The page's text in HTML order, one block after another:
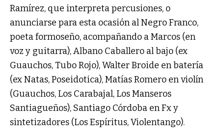
Ramírez, que interpreta percusiones, o
anunciarse para esta ocasión al Negro Franco,
poeta formoseño, acompañando a Marcos (en
voz y guitarra), Albano Caballero al bajo (ex
Guauchos, Tubo Rojo), Walter Broide en batería
(ex Natas, Poseidotica), Matías Romero en violín
(Guauchos, Los Carabajal, Los Manseros
Santiagueños), Santiago Córdoba en Fx y
sintetizadores (Los Espíritus, Violentango).